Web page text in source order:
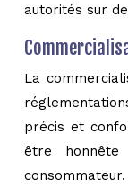
autorités sur
La
précis et
être